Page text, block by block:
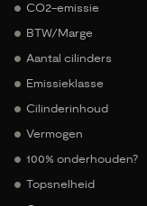
CO2-emissie
BTW/Marge
Aantal cilinders
Emissieklasse
Cilinderinhoud
Vermogen
100% onderhouden?
Topsnelheid